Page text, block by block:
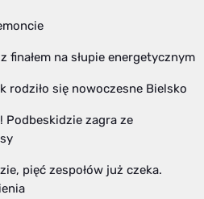
finałem na słupie energetycznym
rodziło się nowoczesne Bielsko
Podbeskidzie zagra ze
pięć zespołów już czeka.